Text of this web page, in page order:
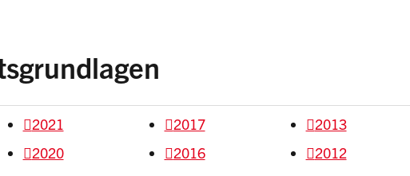
2021
2020
2017
2016
2013
2012